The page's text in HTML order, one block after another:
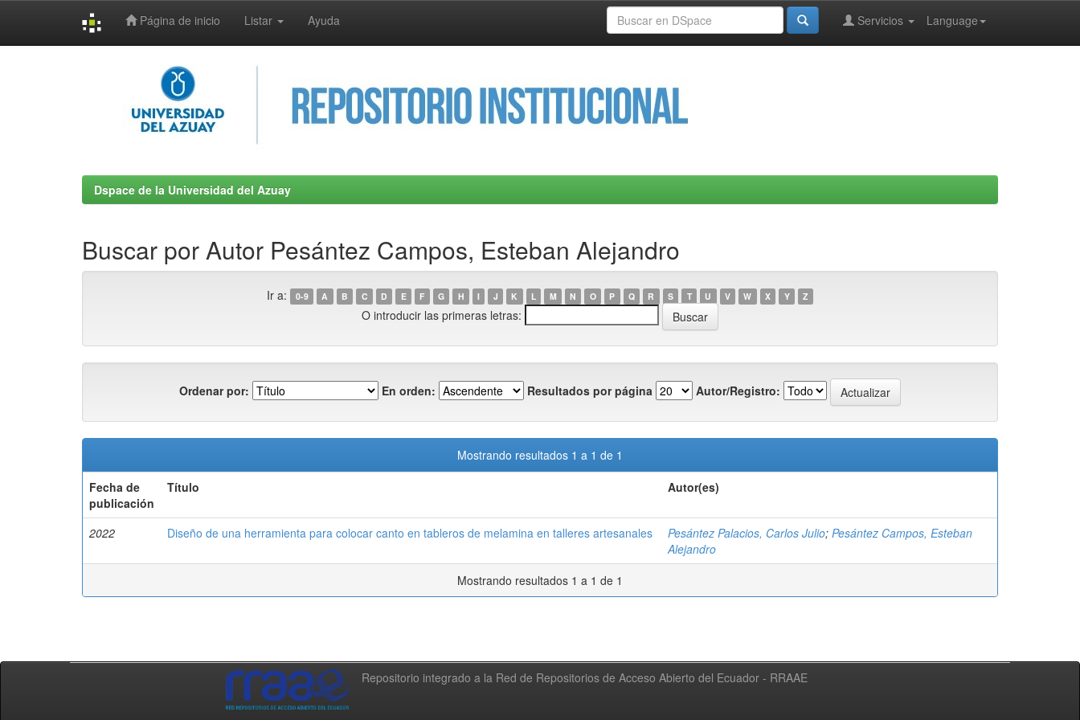
Página de inicio Listar Ayuda Language
Servicios
Dspace de la Universidad del Azuay
Buscar por Autor Pesántez Campos, Esteban Alejandro
Ir a: 0-9 A B C D E F G H I J K L M N O P Q R S T U V W X Y Z
O introducir las primeras letras:
Ordenar por: En orden: Resultados por página Autor/Registro:
Mostrando resultados 1 a 1 de 1
Fecha de
publicación
Título Autor(es)
2022 Diseño de una herramienta para colocar canto en tableros de melamina en talleres artesanales Pesántez Palacios, Carlos Julio; Pesántez Campos, Esteban
Alejandro
Mostrando resultados 1 a 1 de 1
Repositorio integrado a la Red de Repositorios de Acceso Abierto del Ecuador - RRAAE